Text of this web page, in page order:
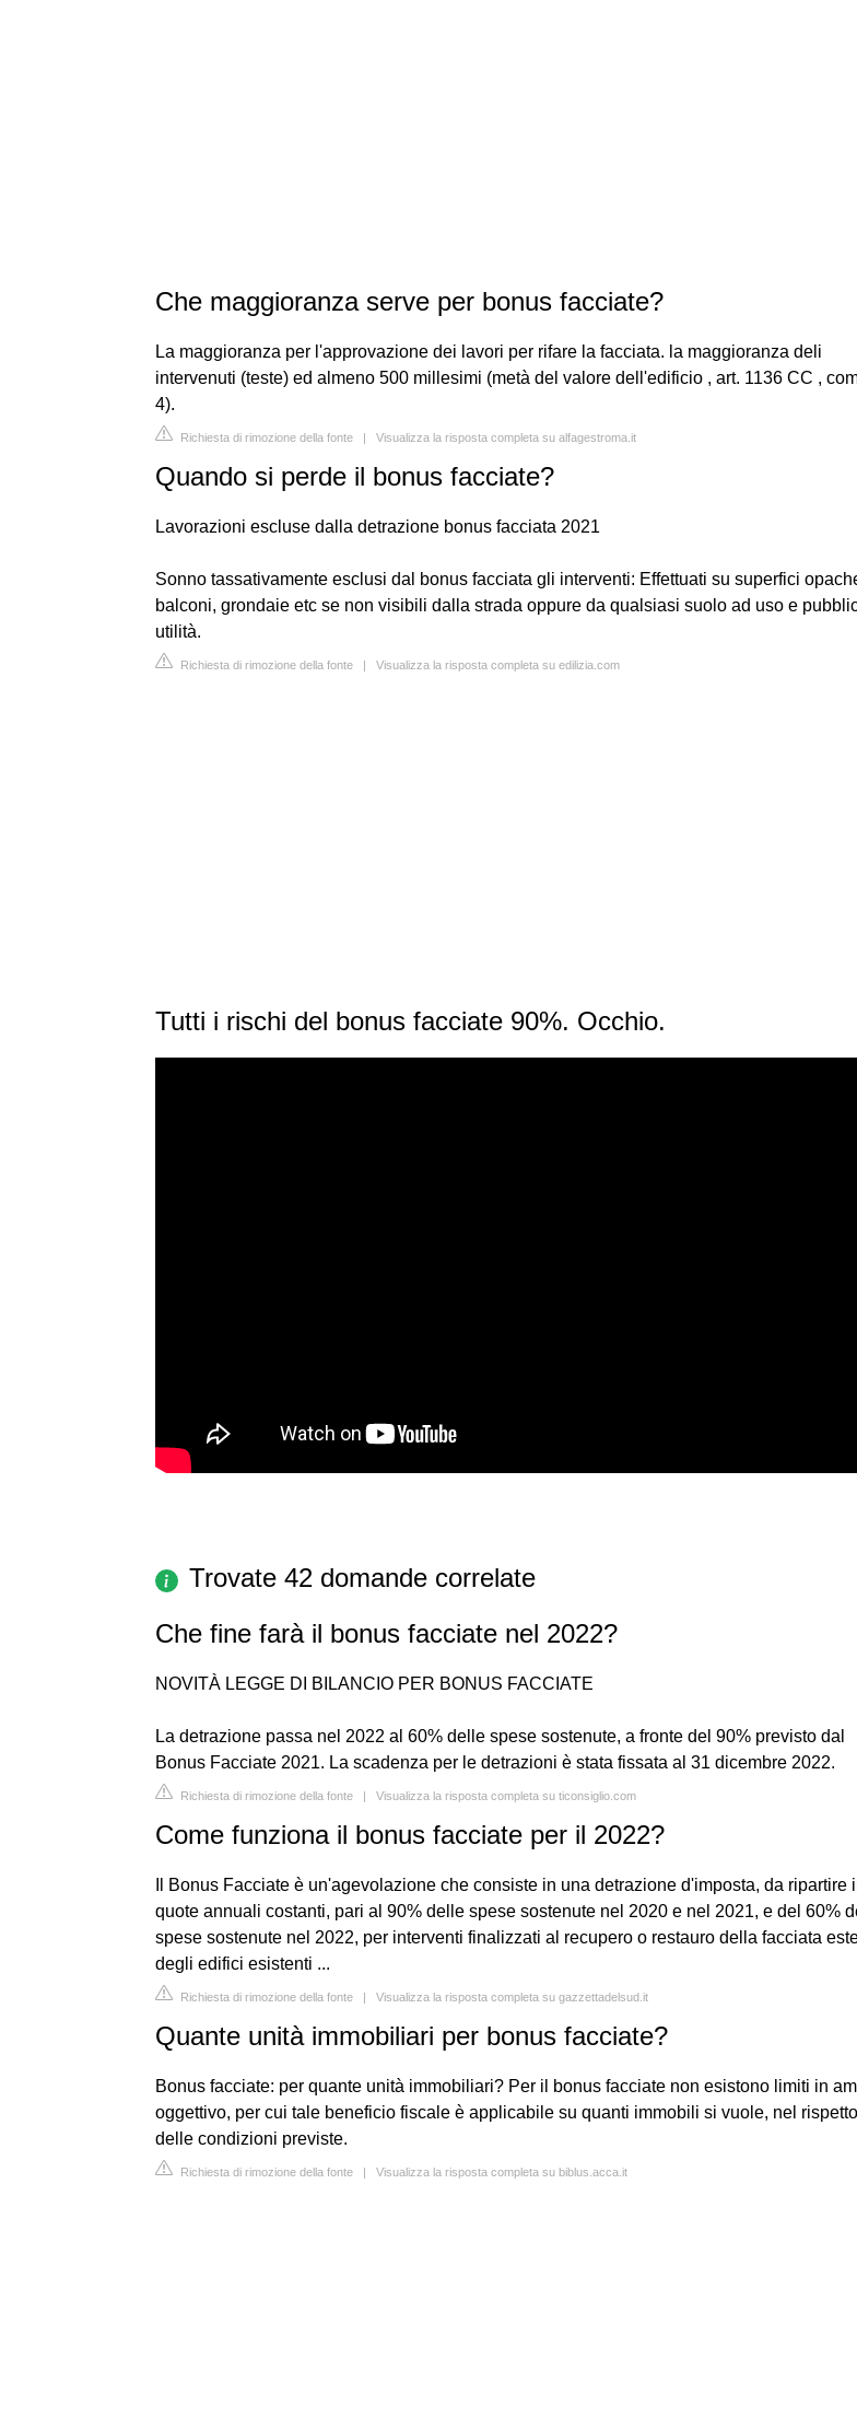
Che maggioranza serve per bonus facciate?
La maggioranza per l'approvazione dei lavori per rifare la facciata. la maggioranza deli
intervenuti (teste) ed almeno 500 millesimi (metà del valore dell'edificio , art. 1136 CC ,
4).
Richiesta di rimozione della fonte | Visualizza la risposta completa su alfagestroma.it
Quando si perde il bonus facciate?
Lavorazioni escluse dalla detrazione bonus facciata 2021
Sonno tassativamente esclusi dal bonus facciata gli interventi: Effettuati su superfici
balconi, grondaie etc se non visibili dalla strada oppure da qualsiasi suolo ad uso e
utilità.
Richiesta di rimozione della fonte | Visualizza la risposta completa su edilizia.com
Tutti i rischi del bonus facciate 90%. Occhio.
Trovate 42 domande correlate
Che fine farà il bonus facciate nel 2022?
NOVITÀ LEGGE DI BILANCIO PER BONUS FACCIATE
La detrazione passa nel 2022 al 60% delle spese sostenute, a fronte del 90% previsto dal
Bonus Facciate 2021. La scadenza per le detrazioni è stata fissata al 31 dicembre 2022.
Richiesta di rimozione della fonte | Visualizza la risposta completa su ticonsiglio.com
Come funziona il bonus facciate per il 2022?
Il Bonus Facciate è un'agevolazione che consiste in una detrazione d'imposta, da ripartire
quote annuali costanti, pari al 90% delle spese sostenute nel 2020 e nel 2021, e del 60%
spese sostenute nel 2022, per interventi finalizzati al recupero o restauro della facciata
degli edifici esistenti ...
Richiesta di rimozione della fonte | Visualizza la risposta completa su gazzettadelsud.it
Quante unità immobiliari per bonus facciate?
Bonus facciate: per quante unità immobiliari? Per il bonus facciate non esistono limiti in
oggettivo, per cui tale beneficio fiscale è applicabile su quanti immobili si vuole, nel rispetto
delle condizioni previste.
Richiesta di rimozione della fonte | Visualizza la risposta completa su biblus.acca.it